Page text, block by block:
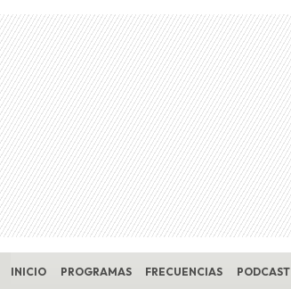
Skip to main content
INICIO PROGRAMAS FRECUENCIAS PODCAST